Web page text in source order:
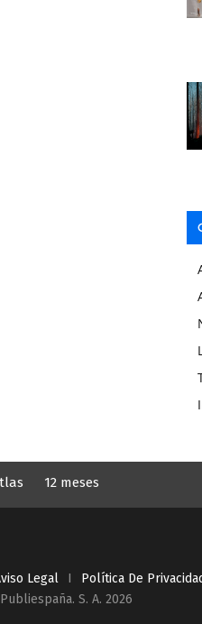
12 meses
Legal I Política De
S. A. 2026